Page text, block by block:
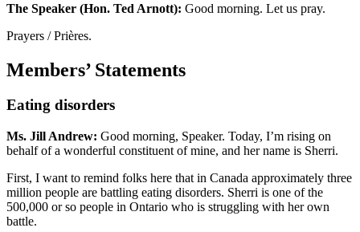
The Speaker (Hon. Ted Arnott): Good morning. Let us pray.
Prayers / Prières.
Members’ Statements
Eating disorders
Ms. Jill Andrew: Good morning, Speaker. Today, I’m rising on
behalf of a wonderful constituent of mine, and her name is Sherri.
First, I want to remind folks here that in Canada approximately three
million people are battling eating disorders. Sherri is one of the
500,000 or so people in Ontario who is struggling with her own
battle.